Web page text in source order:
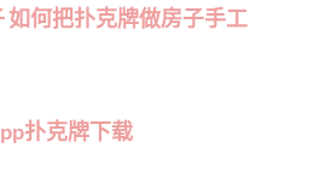
如何把扑克牌做房子手工
扑克牌下载